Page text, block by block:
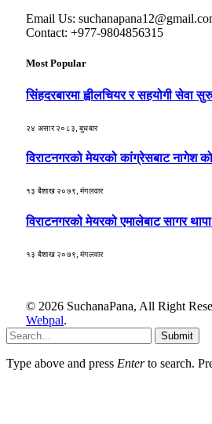
Email Us:
Contact: +977-9804856315
Most Popular
सिंहदरबारमा ह्वीलचियर र सहयोगी सेवा सुरु
२४ असार २०८३, बुधबार
विराटनगरको मेयरको कांग्रेसबाट नागेश
१३ बैशाख २०७९, मंगलवार
विराटनगरको मेयरको एमालेबाट सागर
१३ बैशाख २०७९, मंगलवार
© 2026 SuchanaPana, All Right
Webpal.
Submit
Type above and press Enterto search.